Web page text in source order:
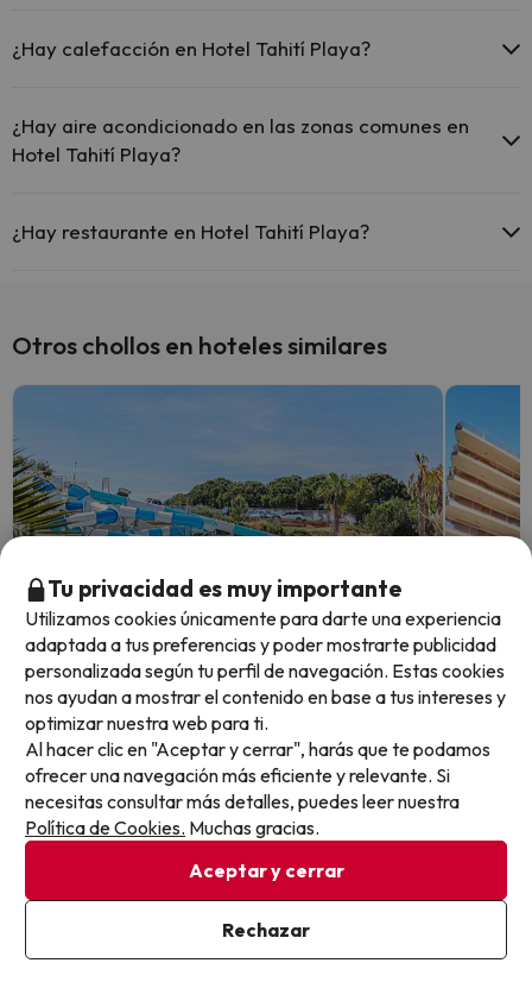
¿Hay calefacción en Hotel Tahití Playa?
¿Hay aire acondicionado en las zonas comunes en
Hotel Tahití Playa?
comunes.
¿Hay restaurante en Hotel Tahití Playa?
Otros chollos en hoteles similares
Quedan 5 días 17 horas
Hotel 4* con toboganes y parque
acuático en Lloret de Mar
Hotel Gran Garbí Mar
8.1 394 opiniones
Lloret de Mar, Costa Brava
Media pensión
Quedan
Una
8.6
Tu privacidad es muy importante
Utilizamos cookies únicamente para darte una experiencia
adaptada a tus preferencias y poder mostrarte publicidad
personalizada según tu perfil de navegación. Estas cookies
nos ayudan a mostrar el contenido en base a tus intereses y
optimizar nuestra web para ti.
Al hacer clic en "Aceptar y cerrar", harás que te podamos
ofrecer una navegación más eficiente y relevante. Si
necesitas consultar más detalles, puedes leer nuestra
Política de Cookies. Muchas gracias.
Aceptar y cerrar
Rechazar